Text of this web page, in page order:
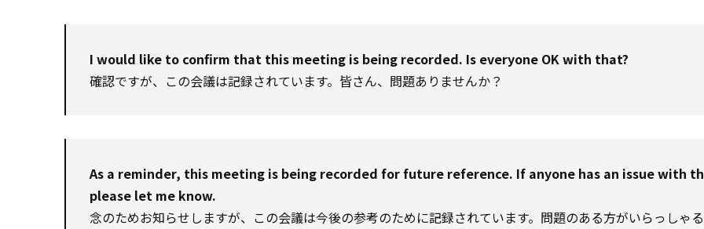
I would like to confirm that this meeting is being recorded. Is everyone OK with that?
確認ですが、この会議は記録されています。皆さん、問題ありませんか？
As a reminder, this meeting is being recorded for future reference. If anyone has an issue with
please let me know.
念のためお知らせしますが、この会議は今後の参考のために記録されています。問題のある方がいらっしゃ